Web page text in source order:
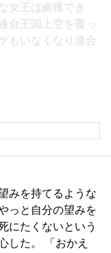
女王は鹵獲でき
合王国上空を覆っ
もいなくなり連合
みを持てるような
っと自分の望みを
にたくないという
した。 「おかえ